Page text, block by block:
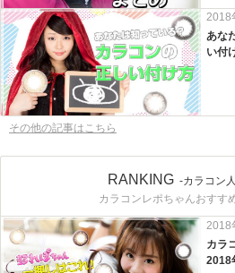
2018
あな
い付
その他の記事はこちら
RANKING -カラコン
カラコンレポちゃんおすす
2018
カラ
2018